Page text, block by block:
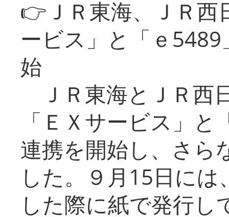
👉ＪＲ東海、ＪＲ
ービス」と「ｅ
始
ＪＲ東海とＪＲ西
「ＥＸサービス」
連携を開始し、さら
した。９月15日に
した際に紙で発行し